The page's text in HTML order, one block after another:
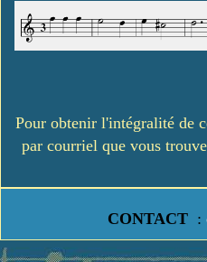
Pour obtenir l'intégralité de
par courriel que vous
CONTACT :
https://